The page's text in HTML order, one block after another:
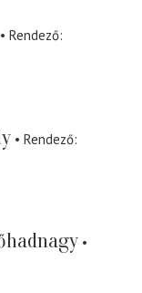
Rendező
Rendező